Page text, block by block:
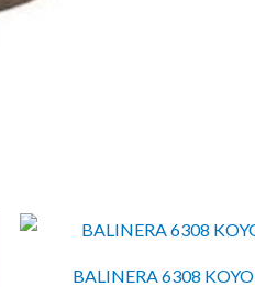
BALINERA 6308 KOYO